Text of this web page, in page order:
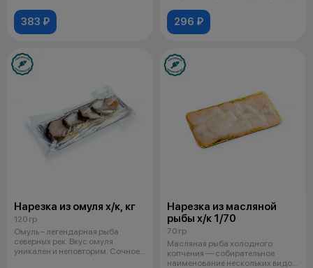
383 ₽ 296 ₽
Нарезка из омуля х/к, кг
120 гр
Омуль – легендарная рыба
северных рек. Вкус омуля
уникален и неповторим. Сочное,
Нарезка из масляной
рыбы х/к 1/70
70 гр
Масляная рыба холодного
копчения — собирательное
наименование нескольких видов